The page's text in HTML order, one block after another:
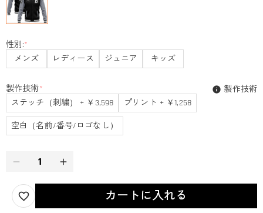
性別:*
メンズ
レディース ジュニア キッズ
製作技術*
ステッチ（刺繍） + ￥3,598
プリント + ￥1,258
空白（名前/番号/ロゴなし）
製作技術
カートに入れる